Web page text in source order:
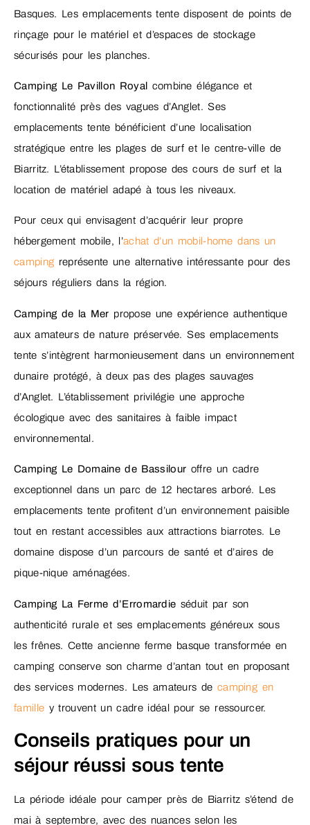
Basques. Les emplacements tente disposent de points de
rinçage pour le matériel et d’espaces de stockage
sécurisés pour les planches.
Camping Le Pavillon Royal combine élégance et
fonctionnalité près des vagues d’Anglet. Ses
emplacements tente bénéficient d’une localisation
stratégique entre les plages de surf et le centre-ville de
Biarritz. L’établissement propose des cours de surf et la
location de matériel adapé à tous les niveaux.
Pour ceux qui envisagent d’acquérir leur propre
hébergement mobile, l’achat d’un mobil-home dans un
camping représente une alternative intéressante pour des
séjours réguliers dans la région.
Camping de la Mer propose une expérience authentique
aux amateurs de nature préservée. Ses emplacements
tente s’intègrent harmonieusement dans un environnement
dunaire protégé, à deux pas des plages sauvages
d’Anglet. L’établissement privilégie une approche
écologique avec des sanitaires à faible impact
environnemental.
Camping Le Domaine de Bassilour offre un cadre
exceptionnel dans un parc de 12 hectares arboré. Les
emplacements tente profitent d’un environnement paisible
tout en restant accessibles aux attractions biarrotes. Le
domaine dispose d’un parcours de santé et d’aires de
pique-nique aménagées.
Camping La Ferme d’Erromardie séduit par son
authenticité rurale et ses emplacements généreux sous
les frênes. Cette ancienne ferme basque transformée en
camping conserve son charme d’antan tout en proposant
des services modernes. Les amateurs de camping en
famille y trouvent un cadre idéal pour se ressourcer.
Conseils pratiques pour un
séjour réussi sous tente
La période idéale pour camper près de Biarritz s’étend de
mai à septembre, avec des nuances selon les